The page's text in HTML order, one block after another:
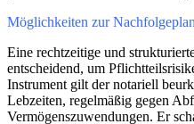
Möglichkeiten zur
Eine rechtzeitige und
entscheidend, um
Instrument gilt der notariell
Lebzeiten, regelmäßig gegen
Vermögenszuwendungen. Er